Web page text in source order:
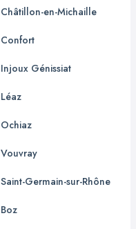
Châtillon-en-Michaille
Confort
Injoux Génissiat
Léaz
Ochiaz
Vouvray
Saint-Germain-sur-Rhône
Boz